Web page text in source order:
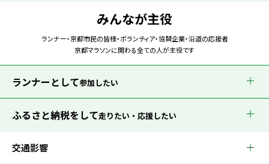
みんなが主役
ランナー・京都市民の皆様・ボランティア・協賛企業・沿道の応援者
京都マラソンに関わる全ての人が主役です
ランナーとして参加したい
ふるさと納税をして走りたい・応援したい
交通影響